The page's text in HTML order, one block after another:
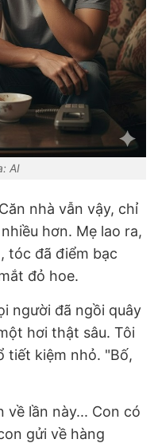
AI
nhà vẫn vậy, chỉ
hơn. Mẹ lao ra,
tóc đã điểm bạc
đỏ hoe.
người đã ngồi quây
hơi thật sâu. Tôi
tiết kiệm nhỏ. "Bố,
về lần này... Con có
gửi về hàng